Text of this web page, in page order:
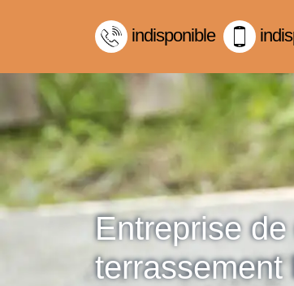
indisponible
Entreprise
terrassement